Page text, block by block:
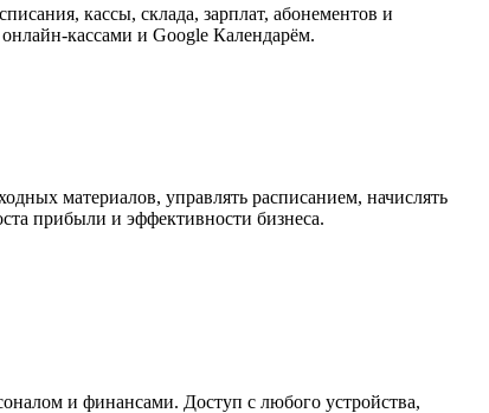
кассы, склада, зарплат, абонементов и
кассами и Google Календарём.
материалов, управлять расписанием, начислять
прибыли и эффективности бизнеса.
и финансами. Доступ с любого устройства,